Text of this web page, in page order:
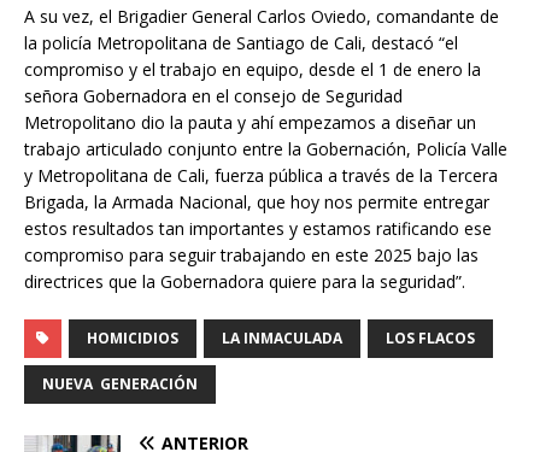
A su vez, el Brigadier General Carlos Oviedo, comandante de
la policía Metropolitana de Santiago de Cali, destacó “el
compromiso y el trabajo en equipo, desde el 1 de enero la
señora Gobernadora en el consejo de Seguridad
Metropolitano dio la pauta y ahí empezamos a diseñar un
trabajo articulado conjunto entre la Gobernación, Policía Valle
y Metropolitana de Cali, fuerza pública a través de la Tercera
Brigada, la Armada Nacional, que hoy nos permite entregar
estos resultados tan importantes y estamos ratificando ese
compromiso para seguir trabajando en este 2025 bajo las
directrices que la Gobernadora quiere para la seguridad”.
HOMICIDIOS LA INMACULADA LOS FLACOS
NUEVA GENERACIÓN
ANTERIOR